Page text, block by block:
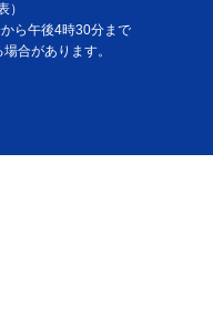
）
ら午後4時30分まで
合があります。